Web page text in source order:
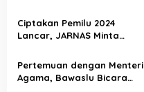
o
s
Penyelenggaraan Pemilu
2024 Damai & Kondusif
Ciptakan Pemilu 2024
Lancar, JARNAS Minta
Penyelenggara Hingga
Pemerintah Netral
Pertemuan dengan Menteri
Agama, Bawaslu Bicara